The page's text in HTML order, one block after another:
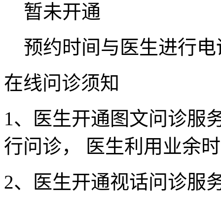
暂未开通
预约时间与医生进行
在线问诊须知
1、医生开通图文问诊服
行问诊， 医生利用业余
2、医生开通视话问诊服